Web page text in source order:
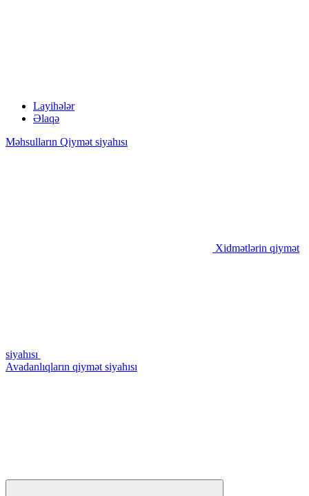
Layihələr
Əlaqə
Məhsulların Qiymət siyahısı
Xidmətlərin qiymət
siyahısı
Avadanlıqların qiymət siyahısı